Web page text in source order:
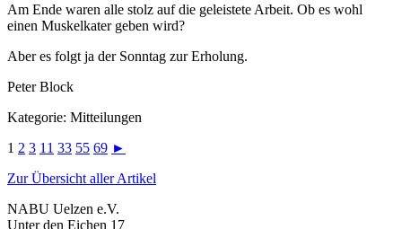
Am Ende waren alle stolz auf die geleistete Arbeit. Ob es wohl
einen Muskelkater geben wird?
Aber es folgt ja der Sonntag zur Erholung.
Peter Block
Kategorie: Mitteilungen
1 2 3 11 33 55 69 ►
Zur Übersicht aller Artikel
NABU Uelzen e.V.
Unter den Eichen 17